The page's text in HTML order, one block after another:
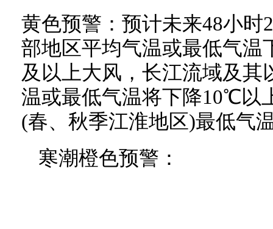
黄色预警：预计未来48小时
部地区平均气温或最低气
及以上大风，长江流域及其
温或最低气温将下降10℃以
(春、秋季江淮地区)最低气
寒潮橙色预警：